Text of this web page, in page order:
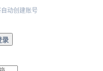
动创建账号
录